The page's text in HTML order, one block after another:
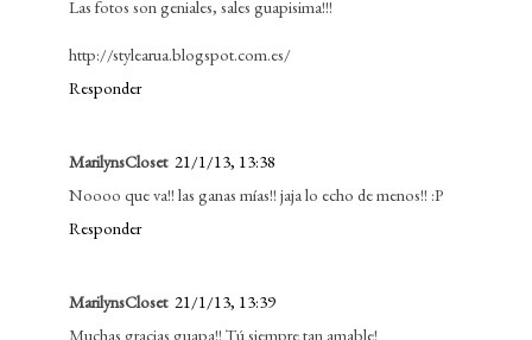
Las fotos son geniales, sales guapisima!!!
http://stylearua.blogspot.com.es/
Responder
MarilynsCloset 21/1/13, 13:38
Noooo que va!! las ganas mías!! jaja lo echo de menos!! :P
Responder
MarilynsCloset 21/1/13, 13:39
Muchas gracias guapa!! Tú siempre tan amable!